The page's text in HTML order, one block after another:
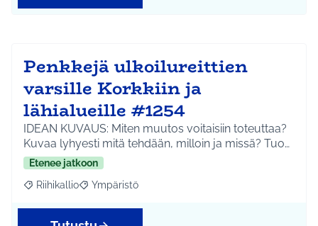
Penkkejä ulkoilureittien
varsille Korkkiin ja
lähialueille #1254
IDEAN KUVAUS: Miten muutos voitaisiin toteuttaa?
Kuvaa lyhyesti mitä tehdään, milloin ja missä? Tuo…
Etenee jatkoon
Rajaa tulokset aihepiirin mukaan: Riihikallio
Riihikallio Rajaa tulokset teeman mukaan: Ympäristö
Ympäristö